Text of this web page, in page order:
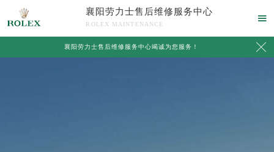
襄阳劳力士售后维修服务中心
ROLEX MAINTENANCE

襄阳劳力士售后维修服务中心竭诚为您服务！ 